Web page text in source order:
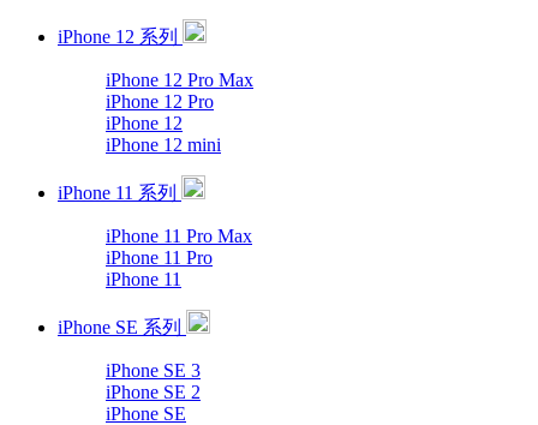
iPhone 12 系列
iPhone 12 Pro Max
iPhone 12 Pro
iPhone 12
iPhone 12 mini
iPhone 11 系列
iPhone 11 Pro Max
iPhone 11 Pro
iPhone 11
iPhone SE 系列
iPhone SE 3
iPhone SE 2
iPhone SE